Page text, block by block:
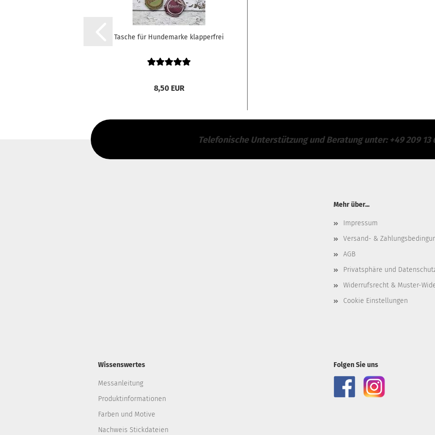
Tasche für Hundemarke klapperfrei
8,50 EUR
Telefonische Unterstützung und Beratung unter: +49 209 13
Mehr über...
Impressum
Versand- &
AGB
Privatsphäre und
Widerrufsrecht & Muster-
Cookie Einstellungen
Wissenswertes
Messanleitung
Produktinformationen
Farben und Motive
Nachweis Stickdateien
Folgen Sie uns